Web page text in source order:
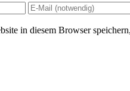
in diesem Browser